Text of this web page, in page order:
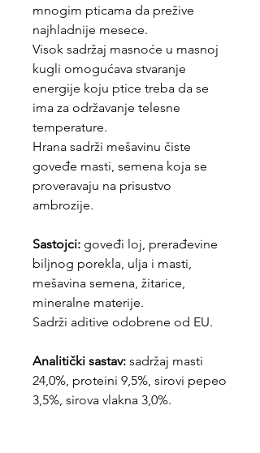
mnogim pticama da prežive
najhladnije mesece.
Visok sadržaj masnoće u masnoj
kugli omogućava stvaranje
energije koju ptice treba da se
ima za održavanje telesne
temperature.
Hrana sadrži mešavinu čiste
goveđe masti, semena koja se
proveravaju na prisustvo
ambrozije.
Sastojci: goveđi loj, prerađevine
biljnog porekla, ulja i masti,
mešavina semena, žitarice,
mineralne materije.
Sadrži aditive odobrene od EU.
Analitički sastav: sadržaj masti
24,0%, proteini 9,5%, sirovi pepeo
3,5%, sirova vlakna 3,0%.